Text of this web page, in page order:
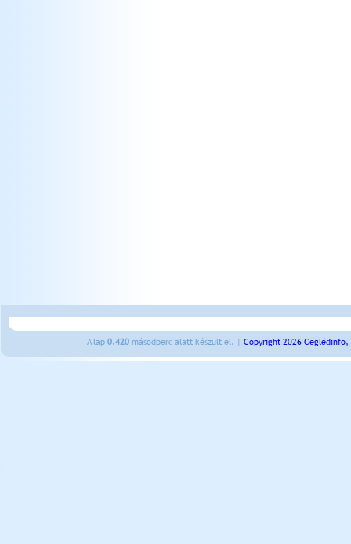
A lap 0.420 másodperc alatt készült el. | Copyright 2026